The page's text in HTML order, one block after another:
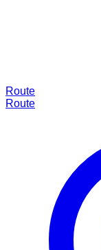
Route
Route